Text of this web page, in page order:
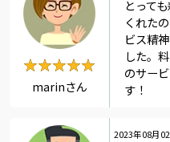
★★★★★
★★★★★
marinさん
とって
くれた
ビス精
した。
のサー
す！
2023年08月